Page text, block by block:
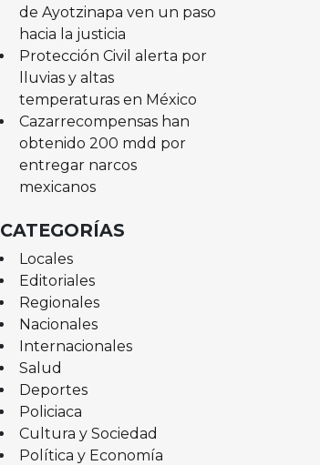
de Ayotzinapa ven un paso
hacia la justicia
Protección Civil alerta por
lluvias y altas
temperaturas en México
Cazarrecompensas han
obtenido 200 mdd por
entregar narcos
mexicanos
CATEGORÍAS
Locales
Editoriales
Regionales
Nacionales
Internacionales
Salud
Deportes
Policiaca
Cultura y Sociedad
Política y Economía